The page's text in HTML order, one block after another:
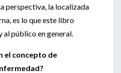
perspectiva, la localizada
es lo que este libro
al público en general.
el concepto de